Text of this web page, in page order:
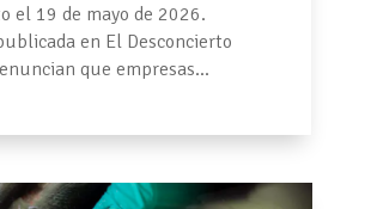
el 19 de mayo de 2026.
en El Desconcierto
que empresas...